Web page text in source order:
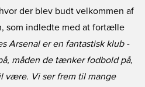
der blev budt velkommen af
som indledte med at fortælle
Arsenal er en fantastisk klub -
måden de tænker fodbold på,
være. Vi ser frem til mange